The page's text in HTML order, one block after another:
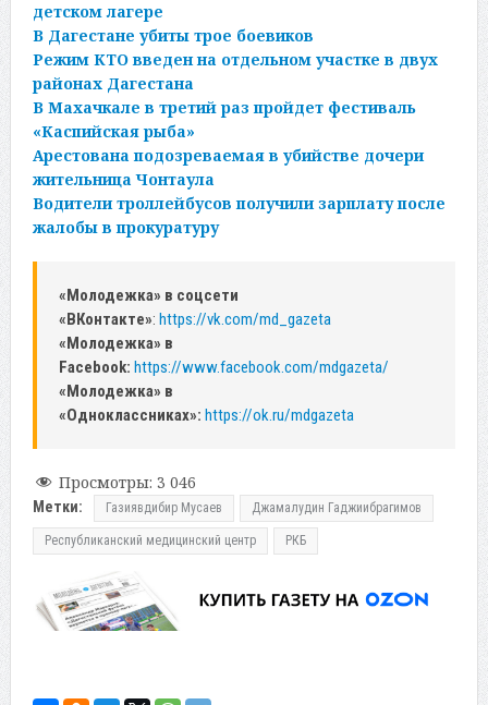
детском лагере
В Дагестане убиты трое боевиков
Режим КТО введен на отдельном участке в двух
районах Дагестана
В Махачкале в третий раз пройдет фестиваль
«Каспийская рыба»
Арестована подозреваемая в убийстве дочери
жительница Чонтаула
Водители троллейбусов получили зарплату после
жалобы в прокуратуру
«Молодежка» в соцсети
«ВКонтакте»: https://vk.com/md_gazeta
«Молодежка» в
Facebook: https://www.facebook.com/mdgazeta/
«Молодежка» в
«Одноклассниках»: https://ok.ru/mdgazeta
Просмотры: 3 046
Метки: Газиявдибир Мусаев Джамалудин Гаджиибрагимов
Республиканский медицинский центр РКБ